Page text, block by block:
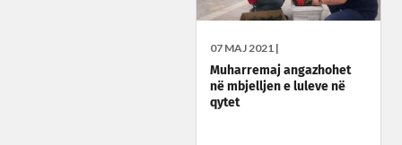
07 MAJ 2021 |
Muharremaj angazhohet
në mbjelljen e luleve në
qytet